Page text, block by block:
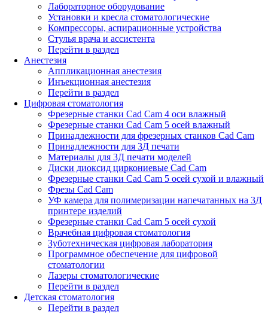
Лабораторное оборудование
Установки и кресла стоматологические
Компрессоры, аспирационные устройства
Стулья врача и ассистента
Перейти в раздел
Анестезия
Аппликационная анестезия
Инъекционная анестезия
Перейти в раздел
Цифровая стоматология
Фрезерные станки Cad Cam 4 оси влажный
Фрезерные станки Cad Cam 5 осей влажный
Принадлежности для фрезерных станков Cad Cam
Принадлежности для 3Д печати
Материалы для 3Д печати моделей
Диски диоксид циркониевые Cad Cam
Фрезерные станки Cad Cam 5 осей сухой и влажный
Фрезы Cad Cam
УФ камера для полимеризации напечатанных на 3Д
принтере изделий
Фрезерные станки Cad Cam 5 осей сухой
Врачебная цифровая стоматология
Зуботехническая цифровая лаборатория
Программное обеспечение для цифровой
стоматологии
Лазеры стоматологические
Перейти в раздел
Детская стоматология
Перейти в раздел